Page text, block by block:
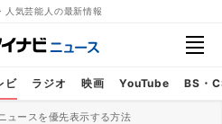
人気芸能人の最新情報
ビ ラジオ 映画 YouTube BS・
ュースを優先表示する方法